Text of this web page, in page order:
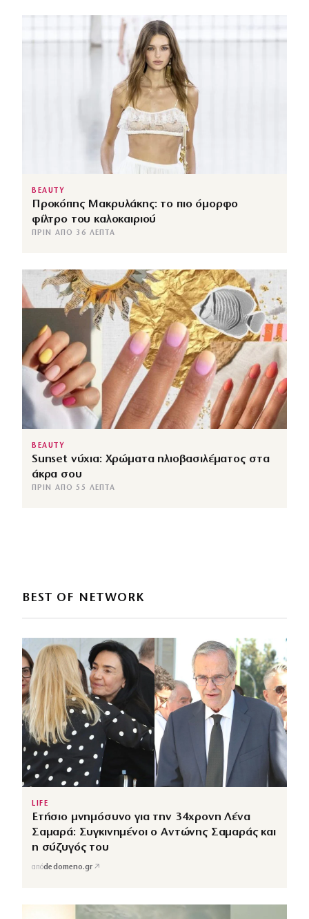
BEAUTY
Προκόπης Μακρυλάκης: το πιο όμορφο
φίλτρο του καλοκαιριού
ΠΡΙΝ ΑΠΌ 36 ΛΕΠΤΆ
BEAUTY
Sunset νύχια: Χρώματα ηλιοβασιλέματος στα
άκρα σου
ΠΡΙΝ ΑΠΌ 55 ΛΕΠΤΆ
BEST OF NETWORK
LIFE
Ετήσιο μνημόσυνο για την 34χρονη Λένα
Σαμαρά: Συγκινημένοι ο Αντώνης Σαμαράς και
η σύζυγός του
απόdedomeno.gr ↗